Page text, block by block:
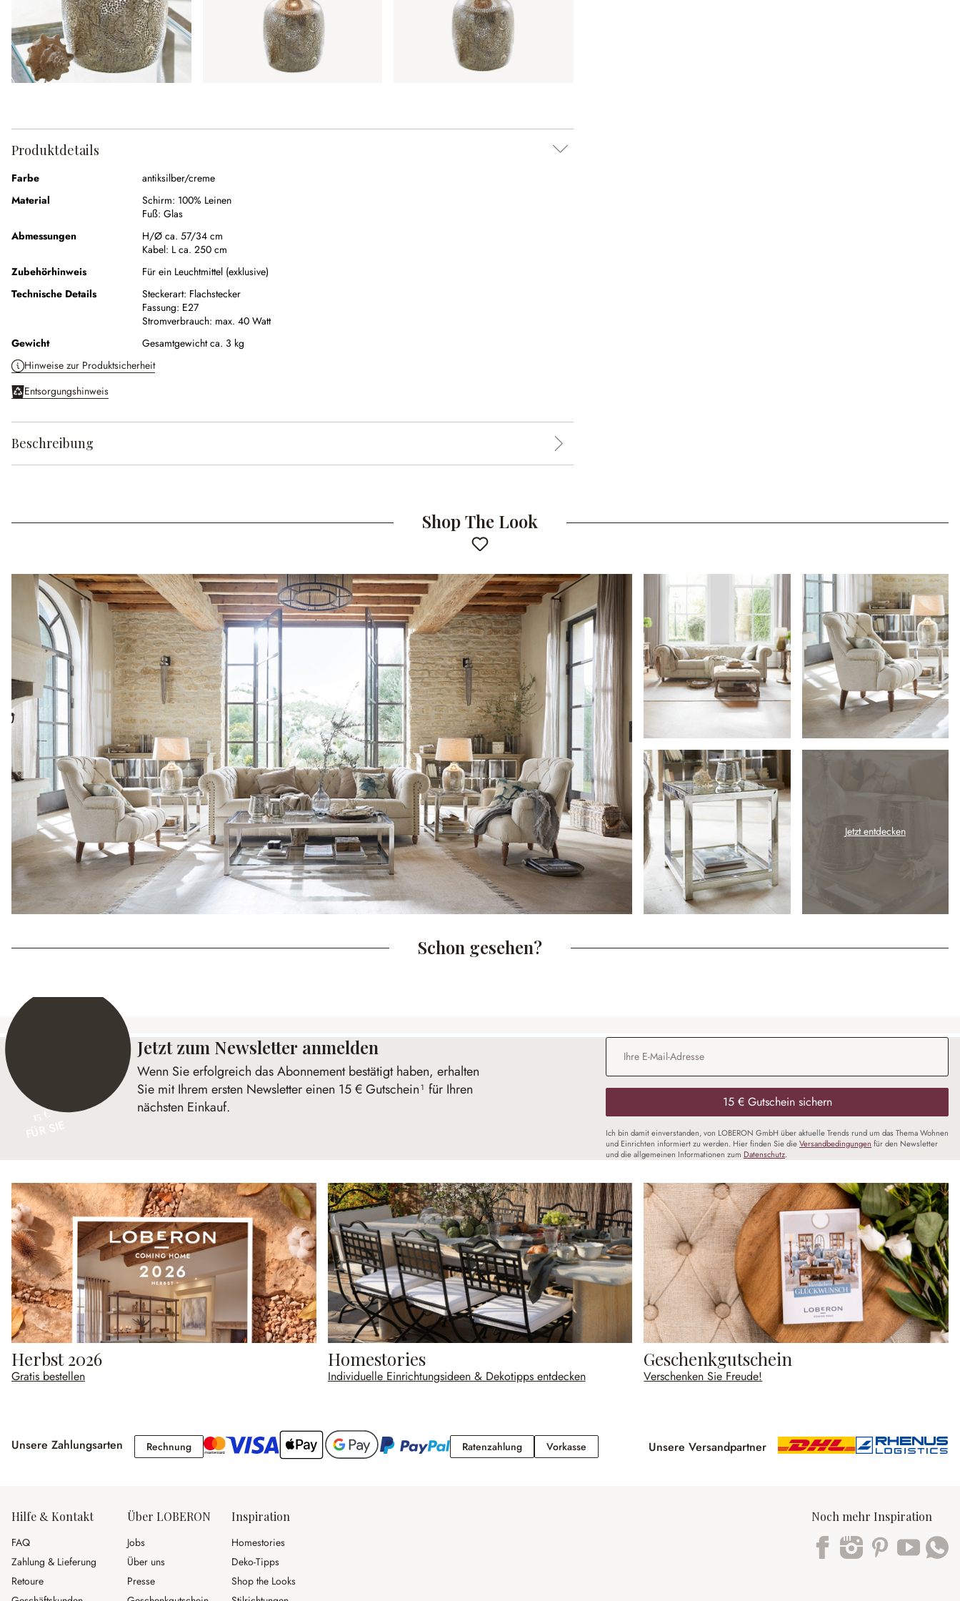
Produktdetails
Farbe
antiksilber/creme
Material
Schirm: 100% Leinen
Fuß: Glas
Abmessungen
H/Ø ca. 57/34 cm
Kabel: L ca. 250 cm
Zubehörhinweis
Für ein Leuchtmittel (exklusive)
Technische Details
Steckerart: Flachstecker
Fassung: E27
Stromverbrauch: max. 40 Watt
Gewicht
Gesamtgewicht ca. 3 kg
Hinweise zur Produktsicherheit
Entsorgungshinweis
Beschreibung
Shop The Look
Jetzt entdecken
Schon gesehen?
15 €
Jetzt zum Newsletter anmelden
Wenn Sie erfolgreich das Abonnement bestätigt haben, erhalten
Sie mit Ihrem ersten Newsletter einen 15 € Gutschein¹ für Ihren
nächsten Einkauf.
E-Mail-Adresse
15 € Gutschein sichern
Ich bin damit einverstanden, von LOBERON GmbH über aktuelle Trends rund um das Thema Wohnen
und Einrichten informiert zu werden. Hier finden Sie dieVersandbedingungen für den Newsletter
und die allgemeinen Informationen zum Datenschutz.
Herbst 2026
Gratis bestellen
Homestories
Individuelle Einrichtungsideen & Dekotipps entdecken
Geschenkgutschein
Verschenken Sie Freude!
Unsere Zahlungsarten RechnungRechnung RatenzahlungRatenzahlung
VorkasseVorkasse Unsere Versandpartner
Hilfe & Kontakt
FAQ
Zahlung & Lieferung
Retoure
Über LOBERON
Jobs
Über uns
Presse
Inspiration
Homestories
Deko-Tipps
Shop the Looks
Noch mehr Inspiration